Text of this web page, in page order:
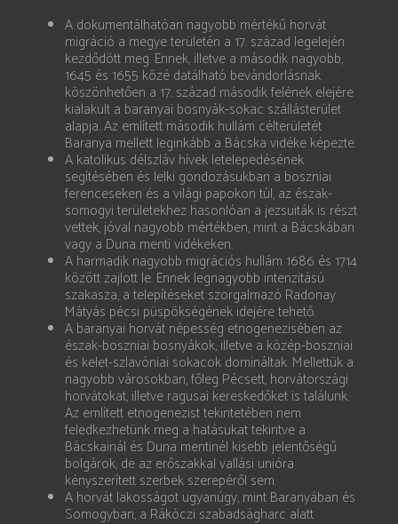
A dokumentálhatóan nagyobb mértékű horvát
migráció a megye területén a 17. század legelején
kezdődött meg. Ennek, illetve a második nagyobb,
1645 és 1655 közé datálható bevándorlásnak
köszönhetően a 17. század második felének elejére
kialakult a baranyai bosnyák-sokac szállásterület
alapja. Az említett második hullám célterületét
Baranya mellett leginkább a Bácska vidéke képezte.
A katolikus délszláv hívek letelepedésének
segítésében és lelki gondozásukban a boszniai
ferenceseken és a világi papokon túl, az észak-
somogyi területekhez hasonlóan a jezsuiták is részt
vettek, jóval nagyobb mértékben, mint a Bácskában
vagy a Duna menti vidékeken.
A harmadik nagyobb migrációs hullám 1686 és 1714
között zajlott le. Ennek legnagyobb intenzitású
szakasza, a telepítéseket szorgalmazó Radonay
Mátyás pécsi püspökségének idejére tehető.
A baranyai horvát népesség etnogenezisében az
észak-boszniai bosnyákok, illetve a közép-boszniai
és kelet-szlavóniai sokacok domináltak. Mellettük a
nagyobb városokban, főleg Pécsett, horvátországi
horvátokat, illetve ragusai kereskedőket is találunk.
Az említett etnogenezist tekintetében nem
feledkezhetünk meg a hatásukat tekintve a
Bácskainál és Duna mentinél kisebb jelentőségű
bolgárok, de az erőszakkal vallási unióra
kényszerített szerbek szerepéről sem.
A horvát lakosságot ugyanúgy, mint Baranyában és
Somogyban, a Rákóczi szabadságharc alatt